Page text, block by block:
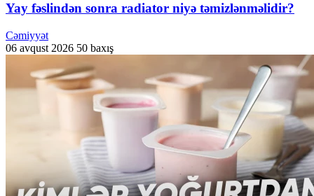
Yay fəslindən sonra radiator niyə təmizlənməlidir?
Cəmiyyət
06 avqust 2026 50 baxış